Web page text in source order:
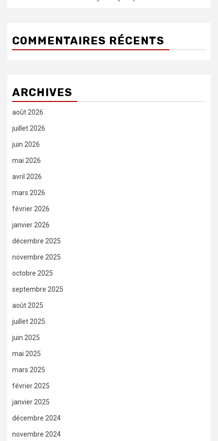
COMMENTAIRES RÉCENTS
ARCHIVES
août 2026
juillet 2026
juin 2026
mai 2026
avril 2026
mars 2026
février 2026
janvier 2026
décembre 2025
novembre 2025
octobre 2025
septembre 2025
août 2025
juillet 2025
juin 2025
mai 2025
mars 2025
février 2025
janvier 2025
décembre 2024
novembre 2024